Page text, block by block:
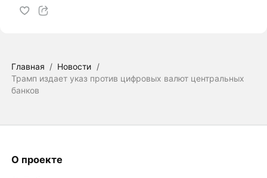
Главная / Новости /
Трамп издает указ против цифровых валют центральных
банков
О проекте